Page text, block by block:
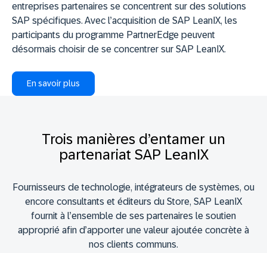
entreprises partenaires se concentrent sur des solutions
SAP spécifiques. Avec l’acquisition de SAP LeanIX, les
participants du programme PartnerEdge peuvent
désormais choisir de se concentrer sur SAP LeanIX.
En savoir plus
Trois manières d’entamer un
partenariat SAP LeanIX
Fournisseurs de technologie, intégrateurs de systèmes, ou
encore consultants et éditeurs du Store, SAP LeanIX
fournit à l’ensemble de ses partenaires le soutien
approprié afin d’apporter une valeur ajoutée concrète à
nos clients communs.